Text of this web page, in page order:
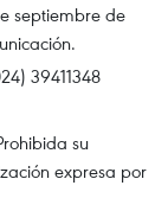
septiembre de
39411348
su
expresa por